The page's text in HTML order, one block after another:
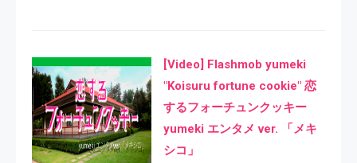
[Video] Flashmob yumeki
"Koisuru fortune cookie" 恋
するフォーチュンクッキー
yumeki エンタメ ver. 「メキ
シコ」